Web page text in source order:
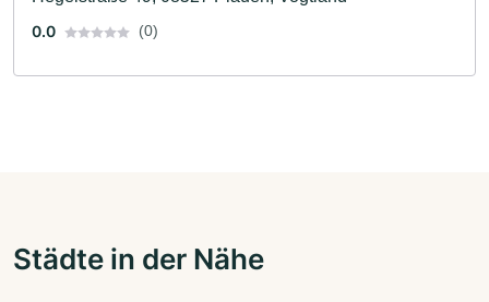
0.0
(0)
Städte in der Nähe